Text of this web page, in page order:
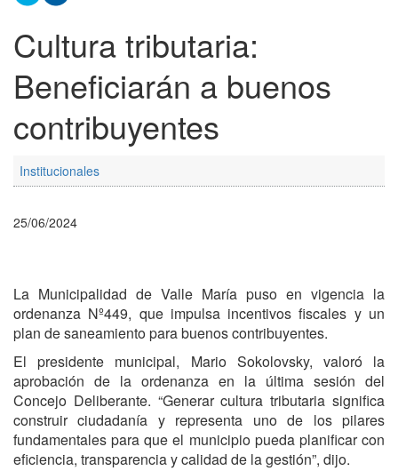
Cultura tributaria:
Beneficiarán a buenos
contribuyentes
Institucionales
25/06/2024
La Municipalidad de Valle María puso en vigencia la
ordenanza Nº449, que impulsa incentivos fiscales y un
plan de saneamiento para buenos contribuyentes.
El presidente municipal, Mario Sokolovsky, valoró la
aprobación de la ordenanza en la última sesión del
Concejo Deliberante. “Generar cultura tributaria significa
construir ciudadanía y representa uno de los pilares
fundamentales para que el municipio pueda planificar con
eficiencia, transparencia y calidad de la gestión”, dijo.